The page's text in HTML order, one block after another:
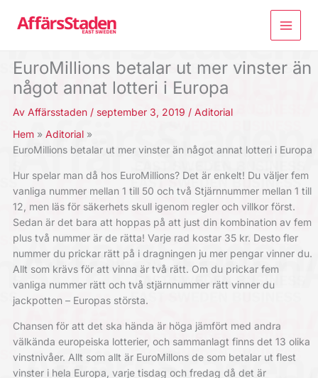
EuroMillions betalar ut mer vinster än
något annat lotteri i Europa
Av Affärsstaden / september 3, 2019 / Aditorial
Hem
Aditorial
EuroMillions betalar ut mer vinster än något annat lotteri i Europa
Hur spelar man då hos EuroMillions? Det är enkelt! Du väljer fem
vanliga nummer mellan 1 till 50 och två Stjärnnummer mellan 1 till
12, men läs för säkerhets skull igenom regler och villkor först.
Sedan är det bara att hoppas på att just din kombination av fem
plus två nummer är de rätta! Varje rad kostar 35 kr. Desto fler
nummer du prickar rätt på i dragningen ju mer pengar vinner du.
Allt som krävs för att vinna är två rätt. Om du prickar fem
vanliga nummer rätt och två stjärnnummer rätt vinner du
jackpotten – Europas största.
Chansen för att det ska hända är höga jämfört med andra
välkända europeiska lotterier, och sammanlagt finns det 13 olika
vinstnivåer. Allt som allt är EuroMillons de som betalar ut flest
vinster i hela Europa, varje tisdag och fredag då det är